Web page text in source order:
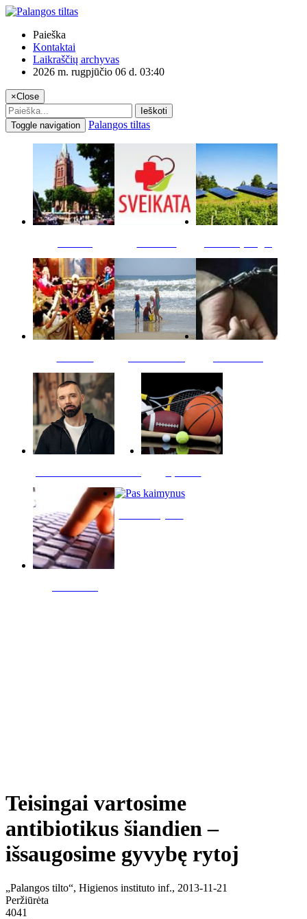
Paieška
Kontaktai
Laikraščių archyvas
2026 m. rugpjūčio 06 d. 03:40
×Close
Ieškoti
Toggle navigation
Palangos tiltas
Teisingai vartosime
antibiotikus šiandien –
išsaugosime gyvybę rytoj
„Palangos tilto“, Higienos instituto inf., 2013-11-21
Peržiūrėta
4041